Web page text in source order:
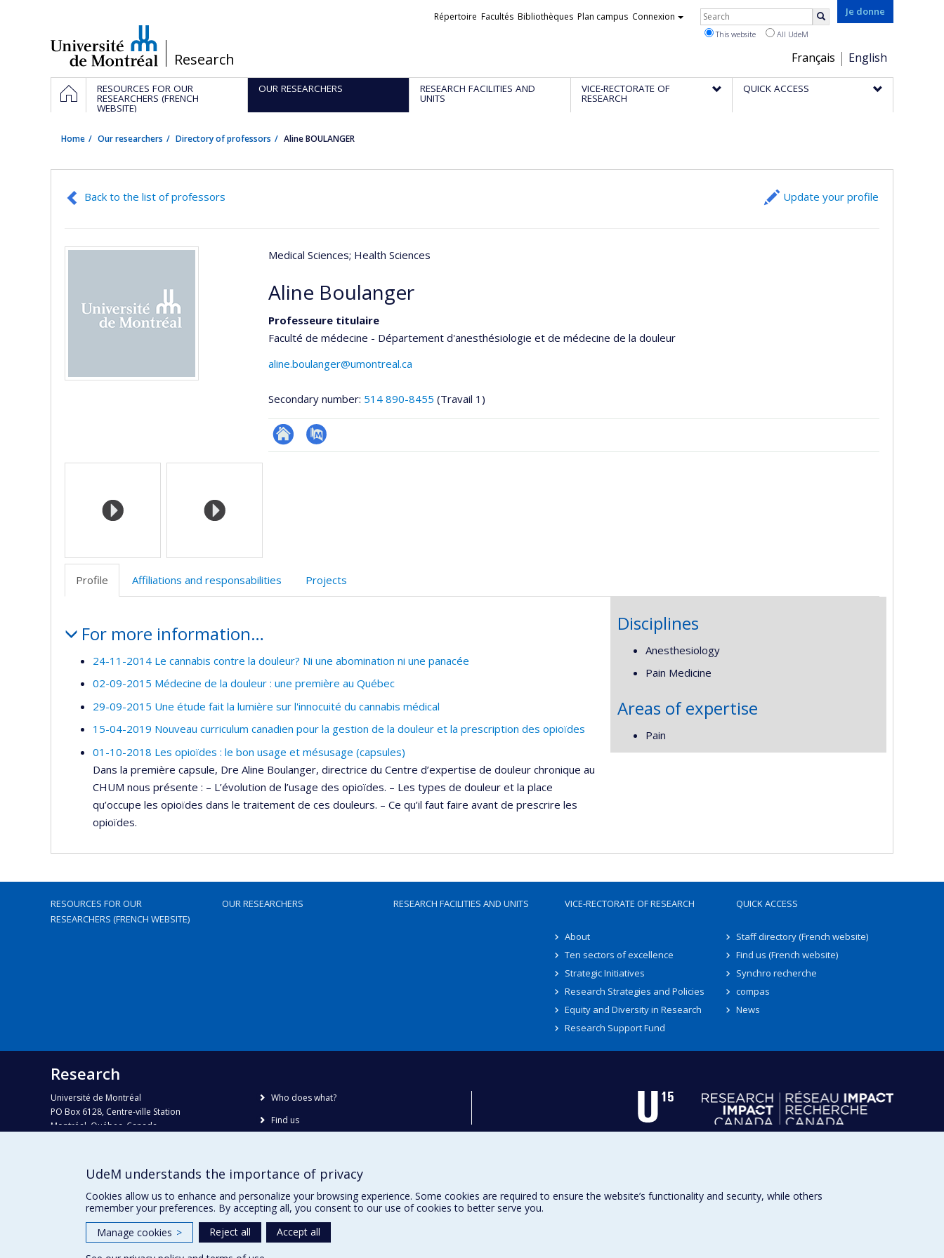
/Research
Je donne
Choix
de
la
Français English
Liens
Répertoire Facultés Bibliothèques Plan campus Connexion Rechercher
This website All UdeM
Navigation
principale
HOMERESOURCES FOR OUR
RESEARCHERS (FRENCH
WEBSITE)
OUR RESEARCHERS RESEARCH FACILITIES AND
UNITS
VICE-RECTORATE OF
RESEARCH
QUICK ACCESS
Home Our researchers Directory of professors Aline BOULANGER
Back to the list of professors Update your profile
Medical Sciences; Health Sciences
Aline Boulanger
Professeure titulaire
Faculté de médecine - Département d'anesthésiologie et de médecine de la douleur
aline.boulanger@umontreal.ca
Secondary number: 514 890-8455 (Travail 1)
Site
PubMed
Media
Profile Affiliations and responsabilities Projects
For more information…
24-11-2014 Le cannabis contre la douleur? Ni une abomination ni une panacée
02-09-2015 Médecine de la douleur : une première au Québec
29-09-2015 Une étude fait la lumière sur l'innocuité du cannabis médical
15-04-2019 Nouveau curriculum canadien pour la gestion de la douleur et la prescription des opioïdes
01-10-2018 Les opioïdes : le bon usage et mésusage (capsules)
Dans la première capsule, Dre Aline Boulanger, directrice du Centre d’expertise de douleur chronique au
CHUM nous présente : – L’évolution de l’usage des opioïdes. – Les types de douleur et la place
qu’occupe les opioïdes dans le traitement de ces douleurs. – Ce qu’il faut faire avant de prescrire les
opioïdes.
Disciplines
Anesthesiology
Pain Medicine
Areas of expertise
Pain
RESOURCES FOR OUR
RESEARCHERS (FRENCH WEBSITE)
OUR RESEARCHERS RESEARCH FACILITIES AND UNITS VICE-RECTORATE OF RESEARCH
About
Ten sectors of excellence
Strategic Initiatives
Research Strategies and Policies
Equity and Diversity in Research
Research Support Fund
QUICK ACCESS
Staff directory (French website)
Find us (French website)
Synchro recherche
compas
News
Research
Université de Montréal
PO Box 6128, Centre-ville Station
Montréal, Québec, Canada
Phone : 514 343-6111, #38492
recherche@umontreal.ca
Who does what?
Find us
UdeM understands the importance of privacy
Cookies allow us to enhance and personalize your browsing experience. Some cookies are required to ensure the website’s functionality and security, while others
remember your preferences. By accepting all, you consent to our use of cookies to better serve you.
Manage cookies > Reject all
Accept all